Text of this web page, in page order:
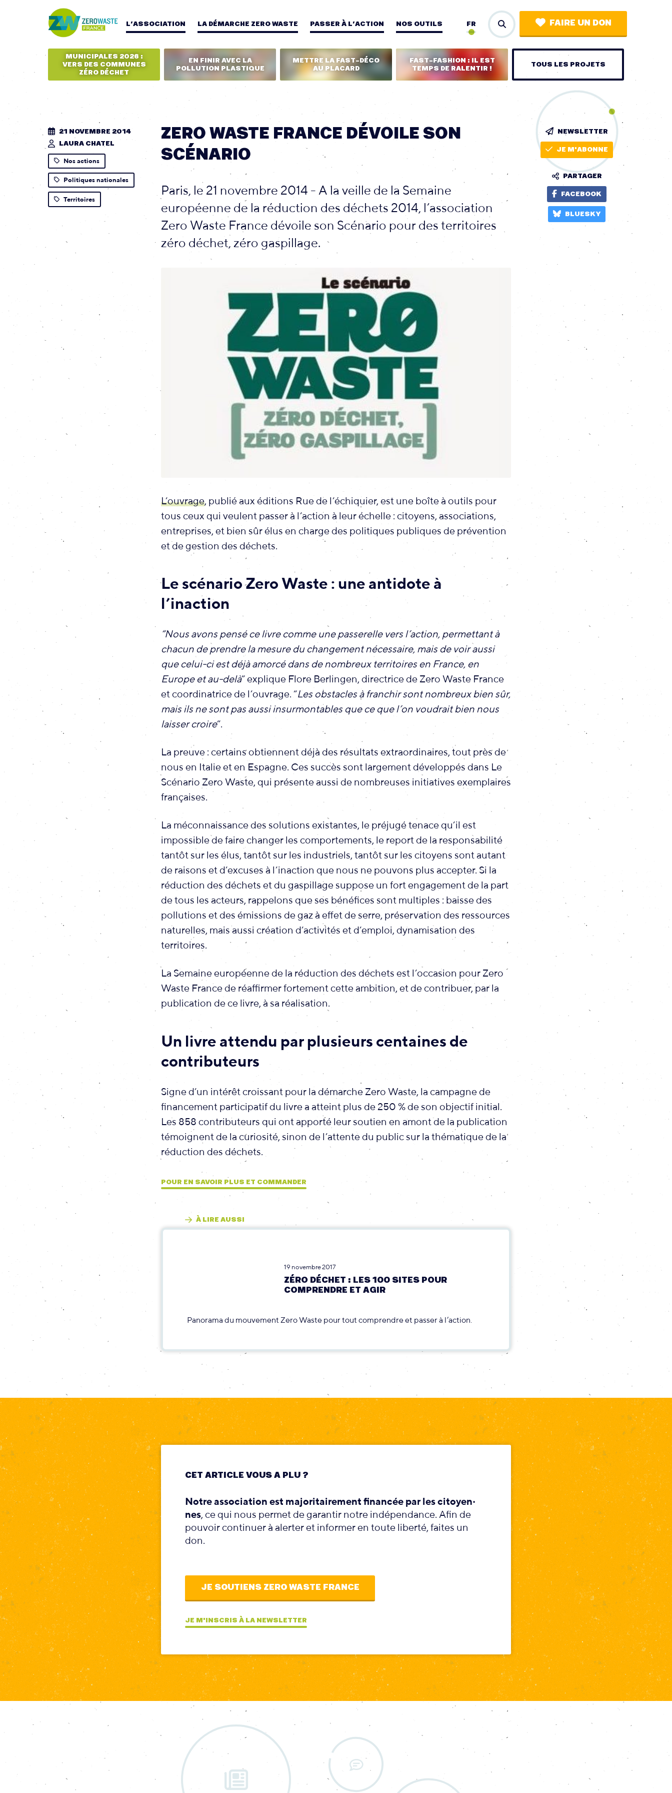
L’ASSOCIATION LA DÉMARCHE ZERO WASTE PASSER À L’ACTION NOS OUTILS FR FAIRE UN DON
MUNICIPALES 2026 :
VERS DES COMMUNES
ZÉRO DÉCHET
EN FINIR AVEC LA
POLLUTION PLASTIQUE
METTRE LA FAST-DÉCO
AU PLACARD
FAST-FASHION : IL EST
TEMPS DE RALENTIR !
TOUS LES PROJETS
21 NOVEMBRE 2014
LAURA CHATEL
Nos actions
Politiques nationales
Territoires
ZERO WASTE FRANCE DÉVOILE SON
SCÉNARIO
Paris, le 21 novembre 2014 - A la veille de la Semaine
européenne de la réduction des déchets 2014, l’association
Zero Waste France dévoile son Scénario pour des territoires
zéro déchet, zéro gaspillage.
NEWSLETTER
JE M'ABONNE
PARTAGER
FACEBOOK
BLUESKY
L’ouvrage, publié aux éditions Rue de l’échiquier, est une boîte à outils pour
tous ceux qui veulent passer à l’action à leur échelle : citoyens, associations,
entreprises, et bien sûr élus en charge des politiques publiques de prévention
et de gestion des déchets.
Le scénario Zero Waste : une antidote à
l’inaction
“Nous avons pensé ce livre comme une passerelle vers l’action, permettant à
chacun de prendre la mesure du changement nécessaire, mais de voir aussi
que celui-ci est déjà amorcé dans de nombreux territoires en France, en
Europe et au-delà” explique Flore Berlingen, directrice de Zero Waste France
et coordinatrice de l’ouvrage. “Les obstacles à franchir sont nombreux bien sûr,
mais ils ne sont pas aussi insurmontables que ce que l’on voudrait bien nous
laisser croire”.
La preuve : certains obtiennent déjà des résultats extraordinaires, tout près de
nous en Italie et en Espagne. Ces succès sont largement développés dans Le
Scénario Zero Waste, qui présente aussi de nombreuses initiatives exemplaires
françaises.
La méconnaissance des solutions existantes, le préjugé tenace qu’il est
impossible de faire changer les comportements, le report de la responsabilité
tantôt sur les élus, tantôt sur les industriels, tantôt sur les citoyens sont autant
de raisons et d’excuses à l’inaction que nous ne pouvons plus accepter. Si la
réduction des déchets et du gaspillage suppose un fort engagement de la part
de tous les acteurs, rappelons que ses bénéfices sont multiples : baisse des
pollutions et des émissions de gaz à effet de serre, préservation des ressources
naturelles, mais aussi création d’activités et d’emploi, dynamisation des
territoires.
La Semaine européenne de la réduction des déchets est l’occasion pour Zero
Waste France de réaffirmer fortement cette ambition, et de contribuer, par la
publication de ce livre, à sa réalisation.
Un livre attendu par plusieurs centaines de
contributeurs
Signe d’un intérêt croissant pour la démarche Zero Waste, la campagne de
financement participatif du livre a atteint plus de 250 % de son objectif initial.
Les 858 contributeurs qui ont apporté leur soutien en amont de la publication
témoignent de la curiosité, sinon de l’attente du public sur la thématique de la
réduction des déchets.
POUR EN SAVOIR PLUS ET COMMANDER
À LIRE AUSSI
19 novembre 2017
ZÉRO DÉCHET : LES 100 SITES POUR
COMPRENDRE ET AGIR
Panorama du mouvement Zero Waste pour tout comprendre et passer à l’action.
CET ARTICLE VOUS A PLU ?
Notre association est majoritairement financée par les citoyen‧
nes, ce qui nous permet de garantir notre indépendance. Afin de
pouvoir continuer à alerter et informer en toute liberté, faites un
don.
JE SOUTIENS ZERO WASTE FRANCE
JE M'INSCRIS À LA NEWSLETTER